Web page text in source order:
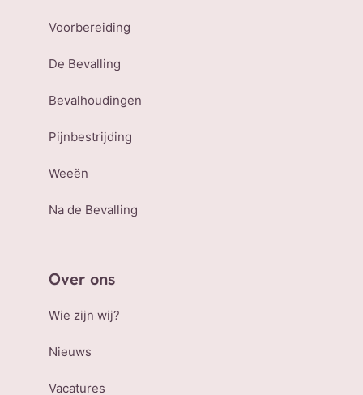
Voorbereiding
De Bevalling
Bevalhoudingen
Pijnbestrijding
Weeën
Na de Bevalling
Over ons
Wie zijn wij?
Nieuws
Vacatures